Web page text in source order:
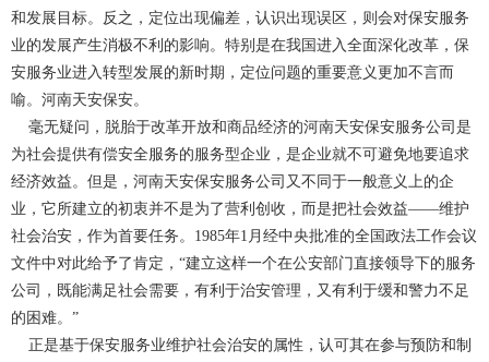
和发展目标。反之，定位出现偏差，认识出现误区，则会对保安服务
业的发展产生消极不利的影响。特别是在我国进入全面深化改革，保
安服务业进入转型发展的新时期，定位问题的重要意义更加不言而
喻。河南天安保安。
毫无疑问，脱胎于改革开放和商品经济的河南天安保安服务公司是
为社会提供有偿安全服务的服务型企业，是企业就不可避免地要追求
经济效益。但是，河南天安保安服务公司又不同于一般意义上的企
业，它所建立的初衷并不是为了营利创收，而是把社会效益——维护
社会治安，作为首要任务。1985年1月经中央批准的全国政法工作会议
文件中对此给予了肯定，“建立这样一个在公安部门直接领导下的服务
公司，既能满足社会需要，有利于治安管理，又有利于缓和警力不足
的困难。”
正是基于保安服务业维护社会治安的属性，认可其在参与预防和制